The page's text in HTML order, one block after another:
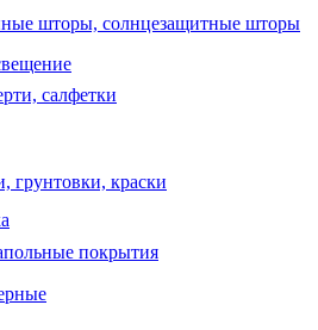
шторы, солнцезащитные шторы
салфетки
грунтовки, краски
покрытия